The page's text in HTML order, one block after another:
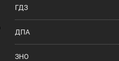
ГДЗ
ДПА
ЗНО